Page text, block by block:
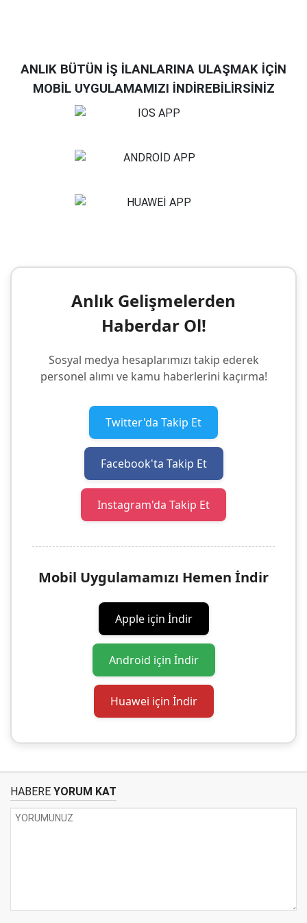
ANLIK BÜTÜN İŞ İLANLARINA ULAŞMAK İÇİN
MOBİL UYGULAMAMIZI İNDİREBİLİRSİNİZ
Anlık Gelişmelerden
Haberdar Ol!
Sosyal medya hesaplarımızı takip ederek
personel alımı ve kamu haberlerini kaçırma!
Twitter'da Takip Et
Facebook'ta Takip Et
Instagram'da Takip Et
Mobil Uygulamamızı Hemen İndir
Apple için İndir
Android için İndir
Huawei için İndir
HABERE YORUM KAT